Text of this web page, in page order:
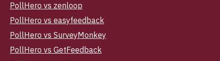
PollHero vs zenloop
PollHero vs easyfeedback
PollHero vs SurveyMonkey
PollHero vs GetFeedback